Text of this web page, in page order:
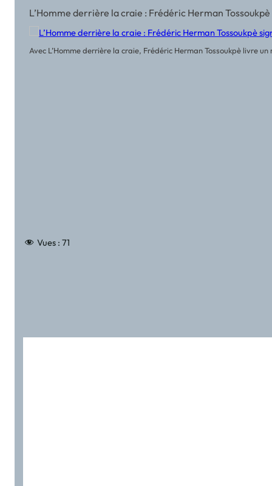
L’Homme derrière la craie : Frédéric Herman
Avec L’Homme derrière la craie, Frédéric Herman Tossoukpè livre
Vues : 71